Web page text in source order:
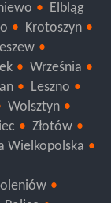
Elbląg
Krotoszyn
Września
Leszno
Wolsztyn
Złotów
Wielkopolska